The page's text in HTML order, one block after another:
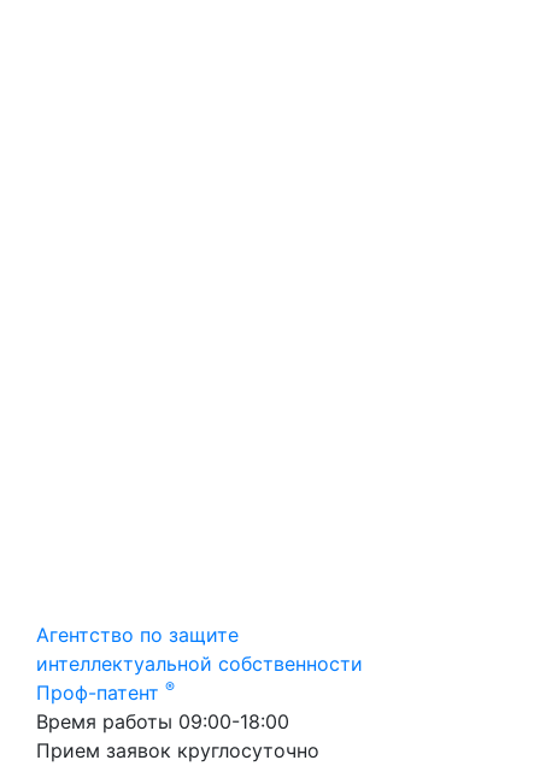
Агентство по защите
интеллектуальной собственности
Проф-патент ®
Время работы 09:00-18:00
Прием заявок круглосуточно